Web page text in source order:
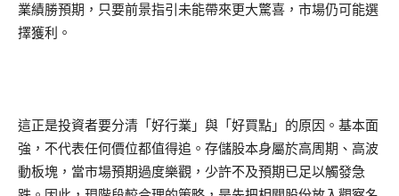
業績勝預期，只要前景指引未能帶來更大驚喜，市場仍可能選
擇獲利。
這正是投資者要分清「好行業」與「好買點」的原因。基本面
強，不代表任何價位都值得追。存儲股本身屬於高周期、高波
動板塊，當市場預期過度樂觀，少許不及預期已足以觸發急